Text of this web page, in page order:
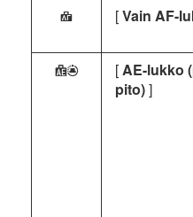
F [Vain AF-
E [AE-lukko
pito)]